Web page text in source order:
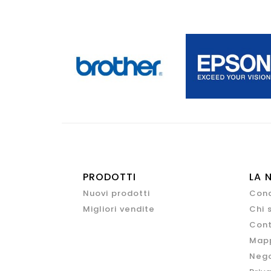
PRODOTTI
Nuovi prodotti
Migliori vendite
LA
Chi